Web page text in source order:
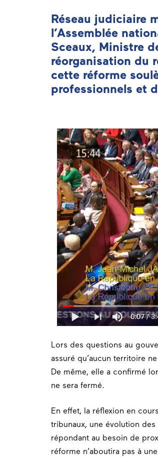
Réseau judiciaire
l’Assemblée
Sceaux, Ministre
réorganisation du
cette réforme
professionnels et
Lors des questions au
assuré qu’aucun territoire
De même, elle a confirmé
ne sera fermé.
En effet, la réflexion en
tribunaux, une évolution
répondant au besoin de
réforme n’aboutira pas à